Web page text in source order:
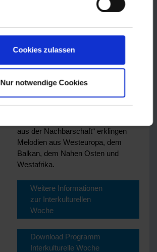
Cookies zulassen
Nur notwendige Cookies
Bühnenprogramm in der Fuldaer
es einen kleineren, aber ebenso
vielfältigen Auftakt geben. Am
zwischen 11 und 15 Uhr sechs
Bands im Schulhof der Adolf-von-
aus der Nachbarschaft“ erklingen
Melodien aus Westeuropa, dem
Balkan, dem Nahen Osten und
Westafrika.
Weitere Informationen
zur Interkulturellen
Woche
Download Programm
Interkulturelle Woche